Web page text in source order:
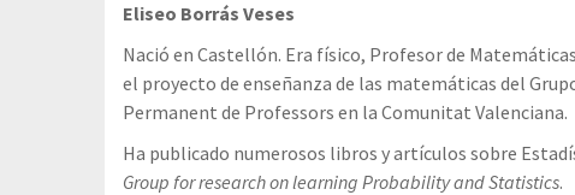
Eliseo Borrás Veses
Nació en Castellón. Era físico, Profesor de
el proyecto de enseñanza de las matemáticas del
Permanent de Professors en la Comunitat Valenciana.
Ha publicado numerosos libros y artículos sobre
Group for research on learning Probability and Statistics.